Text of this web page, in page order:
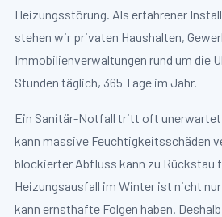
Heizungsstörung. Als erfahrener
stehen wir privaten Haushalten,
Immobilienverwaltungen rund um die
Stunden täglich, 365 Tage im Jahr.
Ein Sanitär-Notfall tritt oft unerwartet
kann massive Feuchtigkeitsschäden
blockierter Abfluss kann zu Rückstau
Heizungsausfall im Winter ist nicht
kann ernsthafte Folgen haben.